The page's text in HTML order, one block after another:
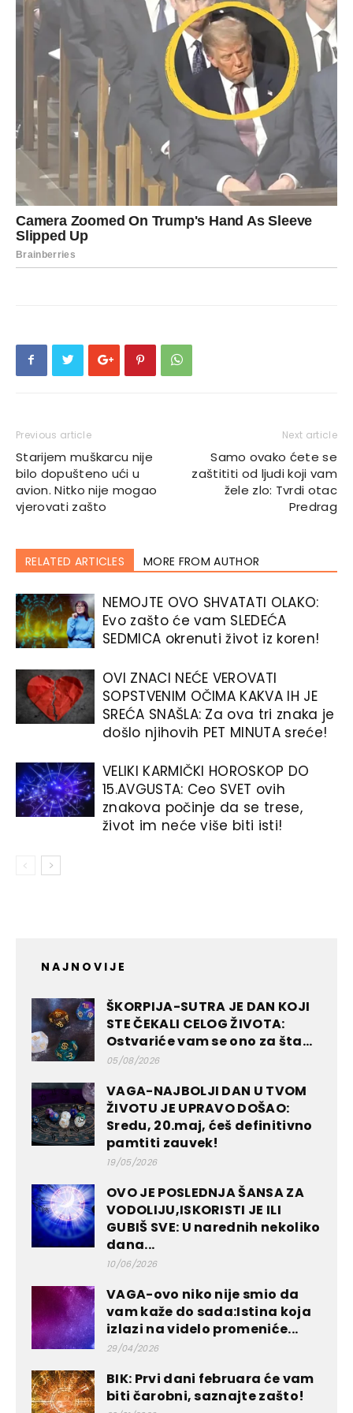
Previous article
Starijem muškarcu nije
bilo dopušteno ući u
avion. Nitko nije mogao
vjerovati zašto
Next article
Samo ovako ćete se
zaštititi od ljudi koji vam
žele zlo: Tvrdi otac
Predrag
RELATED ARTICLES MORE FROM AUTHOR
NEMOJTE OVO SHVATATI OLAKO:
Evo zašto će vam SLEDEĆA
SEDMICA okrenuti život iz koren!
OVI ZNACI NEĆE VEROVATI
SOPSTVENIM OČIMA KAKVA IH JE
SREĆA SNAŠLA: Za ova tri znaka je
došlo njihovih PET MINUTA sreće!
VELIKI KARMIČKI HOROSKOP DO
15.AVGUSTA: Ceo SVET ovih
znakova počinje da se trese,
život im neće više biti isti!
NAJNOVIJE
ŠKORPIJA-SUTRA JE DAN KOJI
STE ČEKALI CELOG ŽIVOTA:
Ostvariće vam se ono za šta...
05/08/2026
VAGA-NAJBOLJI DAN U TVOM
ŽIVOTU JE UPRAVO DOŠAO:
Sredu, 20.maj, ćeš definitivno
pamtiti zauvek!
19/05/2026
OVO JE POSLEDNJA ŠANSA ZA
VODOLIJU,ISKORISTI JE ILI
GUBIŠ SVE: U narednih nekoliko
dana...
10/06/2026
VAGA-ovo niko nije smio da
vam kaže do sada:Istina koja
izlazi na videlo promeniće...
29/04/2026
BIK: Prvi dani februara će vam
biti čarobni, saznajte zašto!